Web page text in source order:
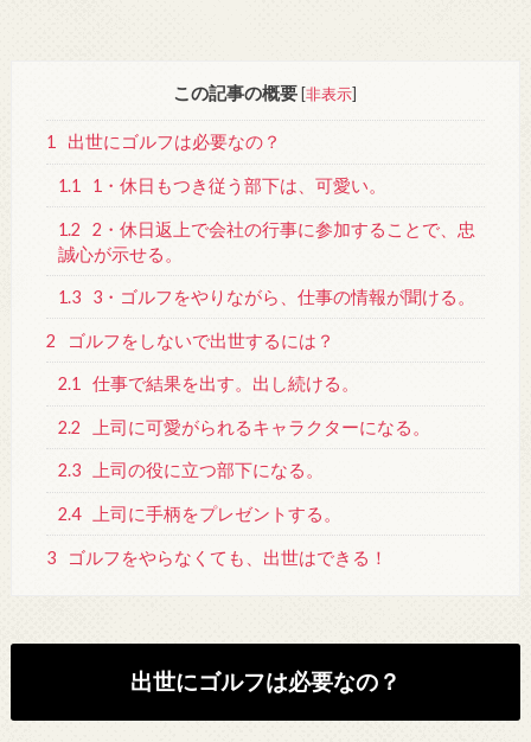
この記事の概要 [非表示]
1 出世にゴルフは必要なの？
1.1 1・休日もつき従う部下は、可愛い。
1.2
2・休日返上で会社の行事に参加することで、忠
誠心が示せる。
1.3 3・ゴルフをやりながら、仕事の情報が聞ける。
2 ゴルフをしないで出世するには？
2.1 仕事で結果を出す。出し続ける。
2.2 上司に可愛がられるキャラクターになる。
2.3 上司の役に立つ部下になる。
2.4 上司に手柄をプレゼントする。
3 ゴルフをやらなくても、出世はできる！
出世にゴルフは必要なの？